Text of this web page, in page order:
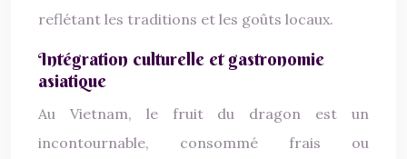
reflétant les traditions et les goûts locaux.
Intégration culturelle et gastronomie
asiatique
Au Vietnam, le fruit du dragon est un
incontournable, consommé frais ou